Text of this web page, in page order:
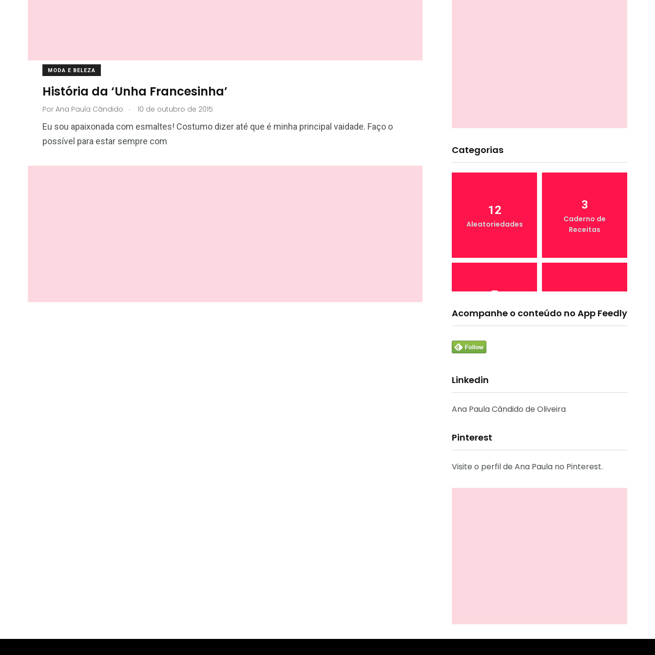
MODA E BELEZA
História da ‘Unha Francesinha’
Por Ana Paula Cândido . 10 de outubro de 2015
Eu sou apaixonada com esmaltes! Costumo dizer até que é minha principal vaidade. Faço o
possível para estar sempre com
Categorias
12
Aleatoriedades
3
Caderno de
Receitas
7
Canal Conta
Comigo
Conta Comigo MEI
33
Reflexões
Acompanhe o conteúdo no App Feedly
Linkedin
Ana Paula Cândido de Oliveira
Pinterest
Visite o perfil de Ana Paula no Pinterest.